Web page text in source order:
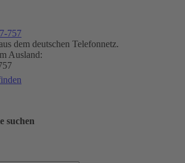
757
dem deutschen Telefonnetz.
Ausland:
suchen